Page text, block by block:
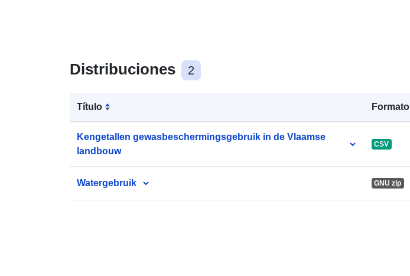
Distribuciones 2
Título Formato
Kengetallen gewasbeschermingsgebruik in de Vlaamse
landbouw
CSV
Watergebruik GNU zip